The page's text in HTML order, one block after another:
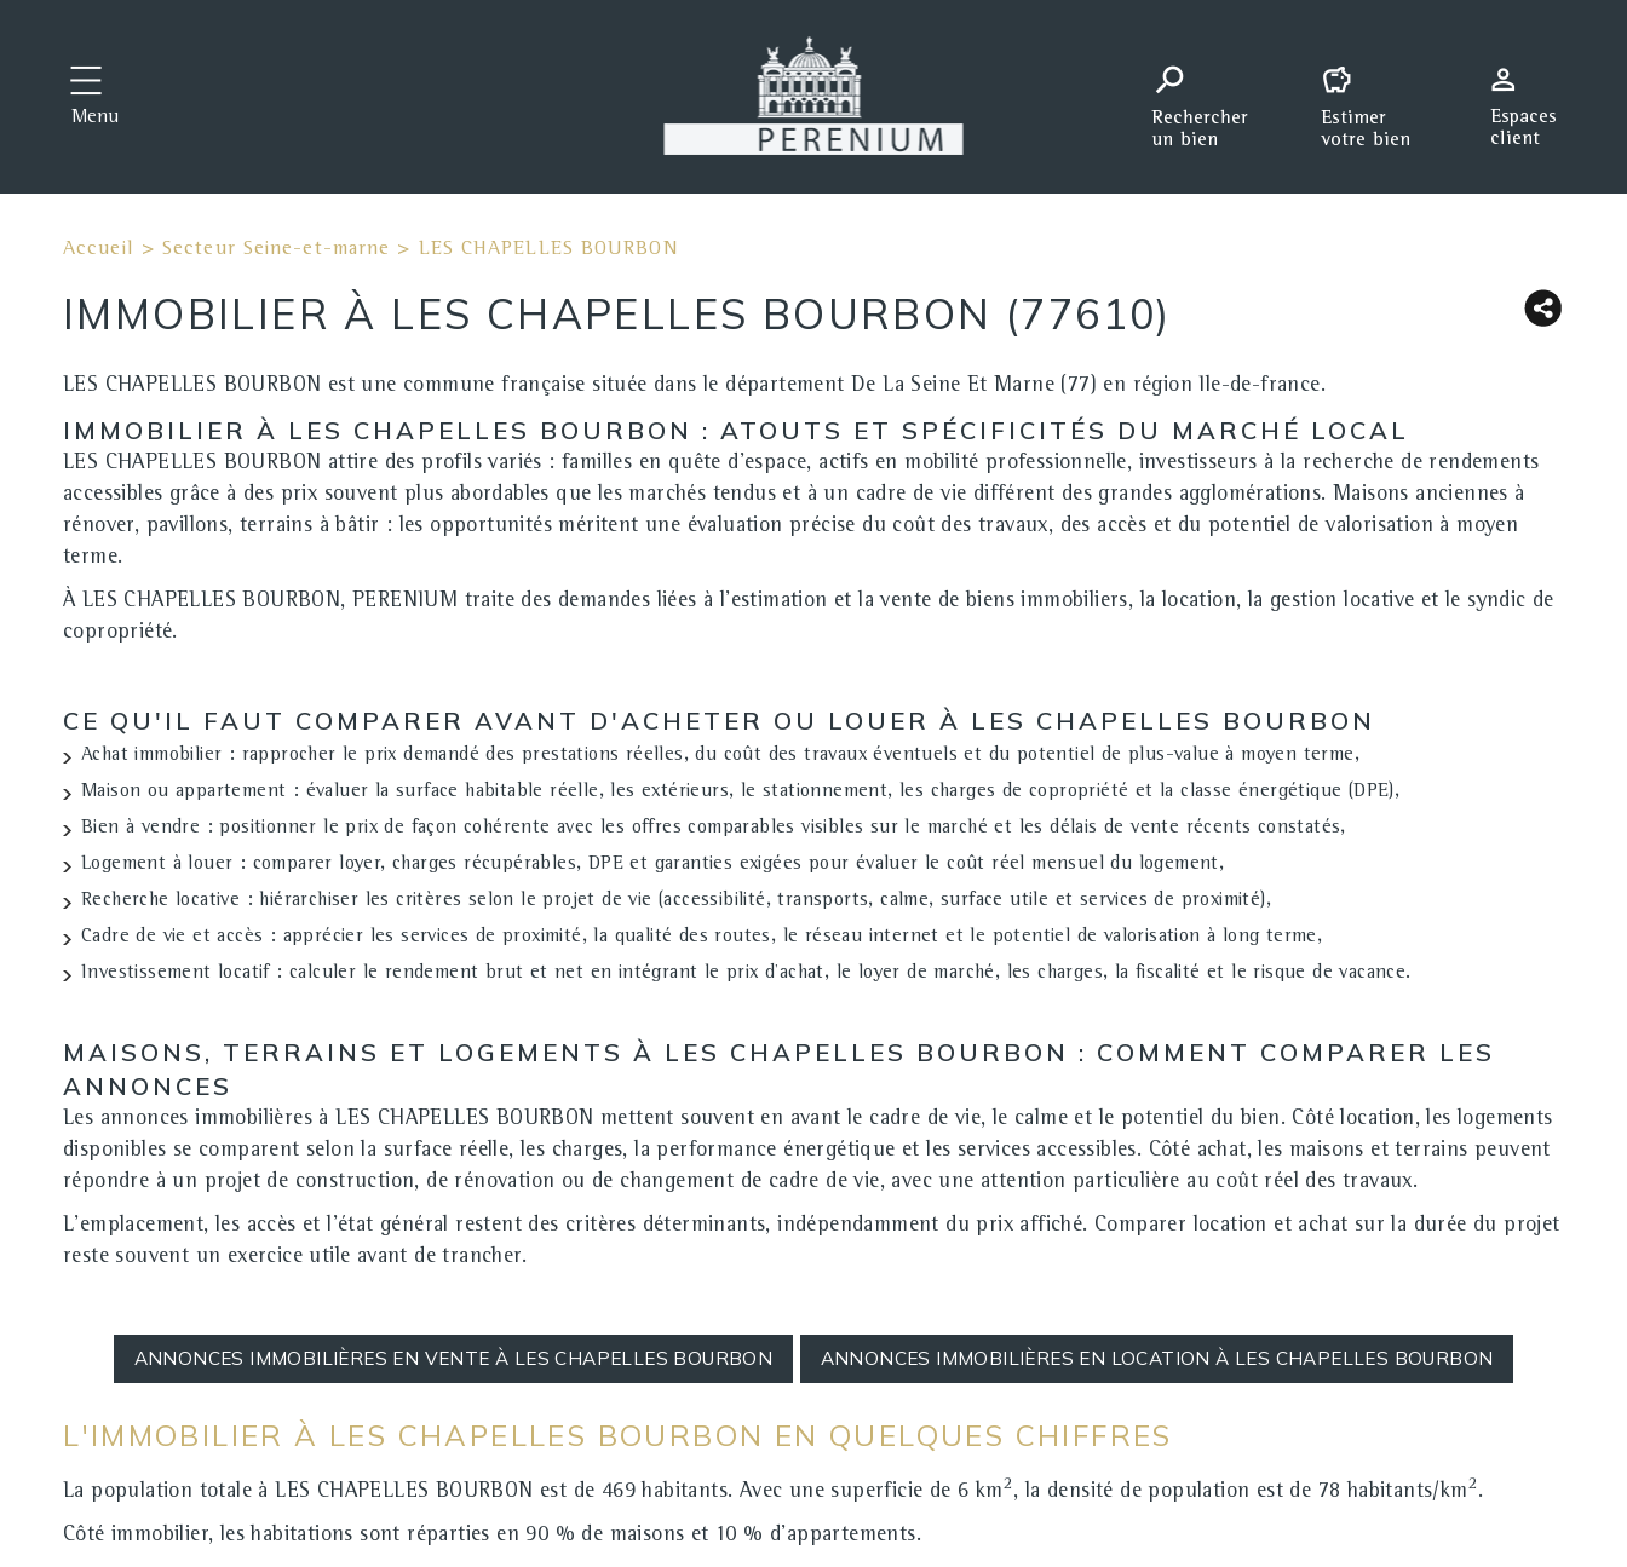
Menu
Accueil >Secteur Seine-et-marne > LES CHAPELLES BOURBON
IMMOBILIER À LES CHAPELLES BOURBON (77610)
LES CHAPELLES BOURBON est une commune française située dans le département De La Seine Et Marne (77) en région Ile-de-france.
IMMOBILIER À LES CHAPELLES BOURBON : ATOUTS ET SPÉCIFICITÉS DU MARCHÉ LOCAL
LES CHAPELLES BOURBON attire des profils variés : familles en quête d'espace, actifs en mobilité professionnelle, investisseurs à la recherche derendements
accessibles grâce à des prix souvent plus abordables que les marchés tendus et à un cadre de vie différent des grandes agglomérations. Maisons anciennes à
rénover, pavillons, terrains à bâtir : les opportunités méritent une évaluation précise du coût des travaux, des accès et du potentiel de valorisation à moyen
terme.
À LES CHAPELLES BOURBON, PERENIUM traite des demandes liées à l'estimation et la vente de biens immobiliers, la location, la gestion locative et le syndic de
copropriété.
CE QU'IL FAUT COMPARER AVANT D'ACHETER OU LOUER À LES CHAPELLES BOURBON
Achat immobilier : rapprocher le prix demandé des prestations réelles, du coût des travaux éventuels et du potentiel de plus-value à moyen terme,
Maison ou appartement : évaluer la surface habitable réelle, les extérieurs, le stationnement, les charges de copropriété et la classe énergétique (DPE),
Bien à vendre : positionner le prix de façon cohérente avec les offres comparables visibles sur le marché et les délais de vente récents constatés,
Logement à louer : comparer loyer, charges récupérables, DPE et garanties exigées pour évaluer le coût réel mensuel du logement,
Recherche locative : hiérarchiser les critères selon le projet de vie (accessibilité, transports, calme, surface utile et services de proximité),
Cadre de vie et accès : apprécier les services de proximité, la qualité des routes, le réseau internet et le potentiel de valorisation à long terme,
Investissement locatif: calculer le rendement brut et net en intégrant le prix d'achat, le loyer de marché, les charges, la fiscalité et le risque de vacance.
MAISONS, TERRAINS ET LOGEMENTS À LES CHAPELLES BOURBON : COMMENT COMPARER LES
ANNONCES
Les annonces immobilières à LES CHAPELLES BOURBON mettent souvent en avant le cadre de vie, le calme et le potentiel du bien. Côté location, les logements
disponibles se comparent selon la surface réelle, les charges, la performance énergétique et les services accessibles. Côté achat, les maisons et terrains peuvent
répondre à un projet de construction, de rénovation ou de changement de cadre de vie, avec une attention particulière au coût réel des travaux.
L'emplacement, les accès et l'état général restent des critères déterminants, indépendamment du prix affiché. Comparer location et achat sur la durée du projet
reste souvent un exercice utile avant de trancher.
ANNONCES IMMOBILIÈRES EN VENTE À LES CHAPELLES BOURBON ANNONCES IMMOBILIÈRES EN LOCATION À LES CHAPELLES BOURBON
L'IMMOBILIER À LES CHAPELLES BOURBON EN QUELQUES CHIFFRES
La population totale à LES CHAPELLES BOURBON est de 469 habitants. Avec une superficie de 6 km2, la densité de population est de 78 habitants/km2.
Côté immobilier, les habitations sont réparties en 90 % de maisons et 10 % d'appartements.